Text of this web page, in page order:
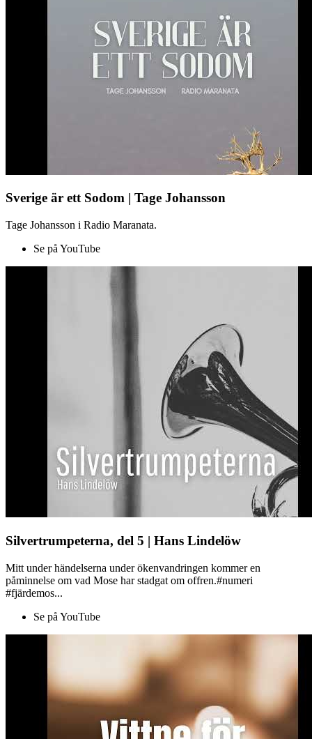
Sverige är ett Sodom | Tage Johansson
Tage Johansson i Radio Maranata.
Se på YouTube
Silvertrumpeterna, del 5 | Hans Lindelöw
Mitt under händelserna under ökenvandringen kommer en
påminnelse om vad Mose har stadgat om offren.#numeri
#fjärdemos...
Se på YouTube